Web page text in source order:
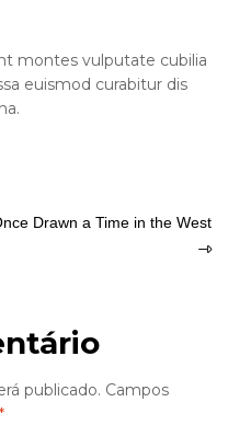
montes vulputate cubilia
euismod curabitur dis
Drawn a Time in the West
publicado. Campos
*